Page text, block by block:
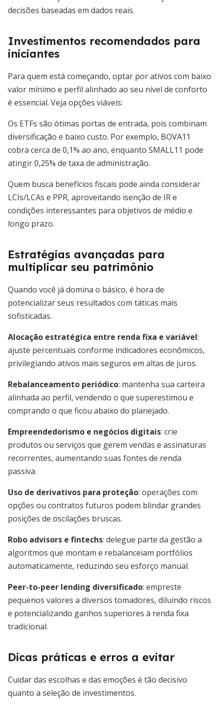
decisões baseadas em dados reais.
Investimentos recomendados para
iniciantes
Para quem está começando, optar por ativos com baixo
valor mínimo e perfil alinhado ao seu nível de conforto
é essencial. Veja opções viáveis:
Os ETFs são ótimas portas de entrada, pois combinam
diversificação e baixo custo. Por exemplo, BOVA11
cobra cerca de 0,1% ao ano, enquanto SMALL11 pode
atingir 0,25% de taxa de administração.
Quem busca benefícios fiscais pode ainda considerar
LCIs/LCAs e PPR, aproveitando isenção de IR e
condições interessantes para objetivos de médio e
longo prazo.
Estratégias avançadas para
multiplicar seu patrimônio
Quando você já domina o básico, é hora de
potencializar seus resultados com táticas mais
sofisticadas.
Alocação estratégica entre renda fixa e variável:
ajuste percentuais conforme indicadores econômicos,
privilegiando ativos mais seguros em altas de juros.
Rebalanceamento periódico: mantenha sua carteira
alinhada ao perfil, vendendo o que superestimou e
comprando o que ficou abaixo do planejado.
Empreendedorismo e negócios digitais: crie
produtos ou serviços que gerem vendas e assinaturas
recorrentes, aumentando suas fontes de renda
passiva.
Uso de derivativos para proteção: operações com
opções ou contratos futuros podem blindar grandes
posições de oscilações bruscas.
Robo advisors e fintechs: delegue parte da gestão a
algoritmos que montam e rebalanceiam portfólios
automaticamente, reduzindo seu esforço manual.
Peer-to-peer lending diversificado: empreste
pequenos valores a diversos tomadores, diluindo riscos
e potencializando ganhos superiores à renda fixa
tradicional.
Dicas práticas e erros a evitar
Cuidar das escolhas e das emoções é tão decisivo
quanto a seleção de investimentos.